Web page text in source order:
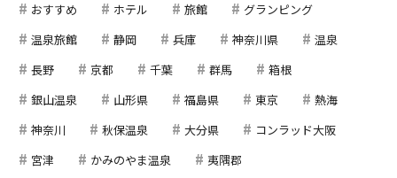
おすすめ ホテル 旅館
グランピング
温泉旅館
静岡 兵庫 神奈川県
温泉
長野
京都 千葉 群馬
箱根
銀山温泉
山形県 福島県 東京
熱海
神奈川
秋保温泉 大分県
コンラッド大阪
宮津
かみのやま温泉
夷隅郡